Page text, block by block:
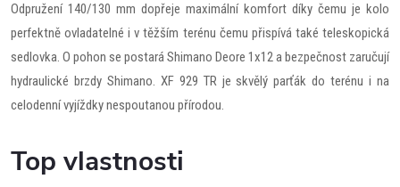
Odpružení 140/130 mm dopřeje maximální komfort díky čemu je kolo
perfektně ovladatelné i v těžším terénu čemu přispívá také teleskopická
sedlovka. O pohon se postará Shimano Deore 1x12 a bezpečnost zaručují
hydraulické brzdy Shimano. XF 929 TR je skvělý parťák do terénu i na
celodenní vyjíždky nespoutanou přírodou.
Top vlastnosti